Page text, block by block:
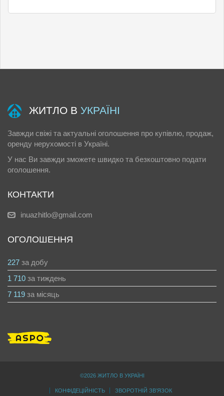
ЖИТЛО В УКРАЇНІ
Завжди свіжі та актуальні оголошення про купівлю, продаж,
оренду нерухомості в Україні.
У нас Ви завжди зможете швидко та безкоштовно подати
оголошення.
КОНТАКТИ
inuazhitlo@gmail.com
ОГОЛОШЕННЯ
227 за добу
1 710 за тиждень
7 119 за місяць
©2026 ЖИТЛО В УКРАЇНІ
КОНФІДЕЦІЙНІСТЬ ЗВОРОТНІЙ ЗВ’ЯЗОК